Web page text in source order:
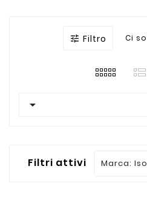
 Filtro Ci

Filtri attivi Marca: